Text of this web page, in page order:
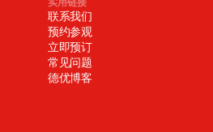
联系我们
预约参观
立即预订
常见问题
德优博客